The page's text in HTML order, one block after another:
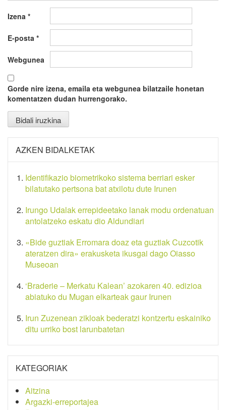
Izena *
E-posta *
Webgunea
Gorde nire izena, emaila eta webgunea bilatzaile honetan
komentatzen dudan hurrengorako.
AZKEN BIDALKETAK
Identifikazio biometrikoko sistema berriari esker
bilatutako pertsona bat atxilotu dute Irunen
Irungo Udalak errepideetako lanak modu ordenatuan
antolatzeko eskatu dio Aldundiari
«Bide guztiak Erromara doaz eta guztiak Cuzcotik
ateratzen dira» erakusketa ikusgai dago Oiasso
Museoan
‘Braderie – Merkatu Kalean’ azokaren 40. edizioa
abiatuko du Mugan elkarteak gaur Irunen
Irun Zuzenean zikloak bederatzi kontzertu eskainiko
ditu urriko bost larunbatetan
KATEGORIAK
Aitzina
Argazki-erreportajea